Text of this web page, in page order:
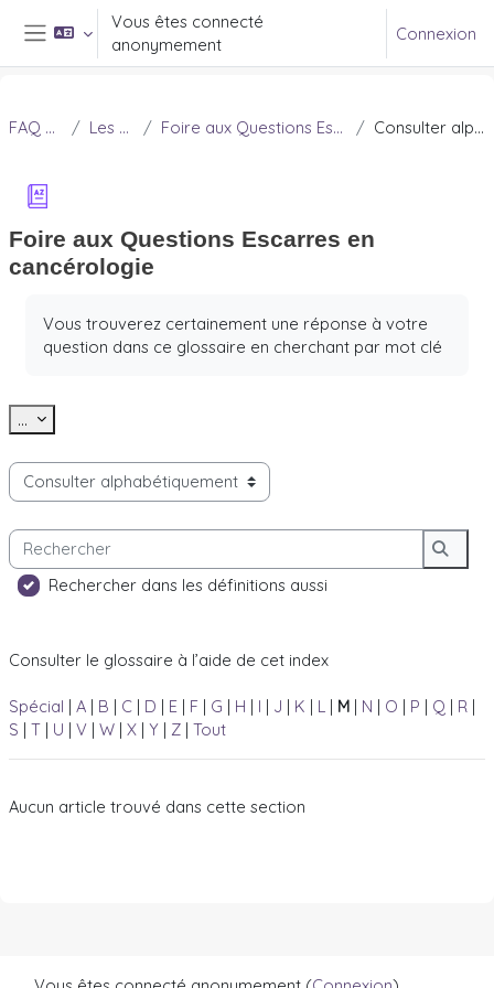
Passer au contenu principal
Panneau latéral
Vous êtes connecté
anonymement
Connexion
FAQ Douleur Les escarres Foire aux Questions Escarres en cancérologie Consulter alphabétiquement
Foire aux Questions Escarres en
cancérologie
Vous trouverez certainement une réponse à votre
question dans ce glossaire en cherchant par mot clé
... Exporter des articles
Consulter le glossaire à l’aide de cet index
Rechercher
Rechercher dans les définitions aussi
Consulter le glossaire à l’aide de cet index
Spécial | A | B | C | D | E | F | G | H | I | J | K | L | M | N | O | P | Q | R |
S | T | U | V | W | X | Y | Z | Tout
Aucun article trouvé dans cette section